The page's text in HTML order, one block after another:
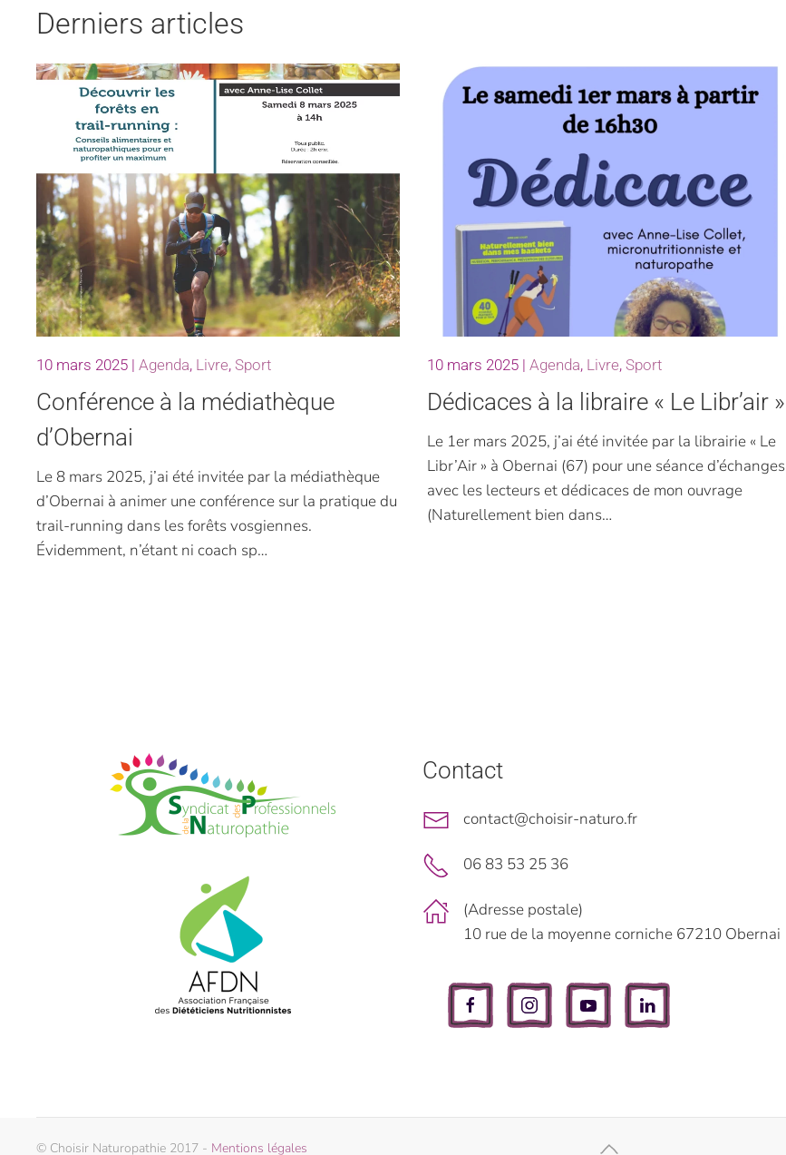
Derniers articles
10 mars 2025 | Agenda, Livre, Sport
Conférence à la médiathèque
d’Obernai
Le 8 mars 2025, j’ai été invitée par la médiathèque
d’Obernai à animer une conférence sur la pratique du
trail-running dans les forêts vosgiennes.
Évidemment, n’étant ni coach sp…
10 mars 2025 |Agenda, Livre,Sport
Dédicaces à la libraire « Le Libr’air »
Le 1er mars 2025, j’ai été invitée par la librairie « Le
Libr’Air » à Obernai (67) pour une séance d’échanges
avec les lecteurs et dédicaces de mon ouvrage
(Naturellement bien dans…
Contact
contact@choisir-naturo.fr
06 83 53 25 36
(Adresse postale)
10 rue de la moyenne corniche 67210 Obernai
© Choisir Naturopathie 2017 - Mentions légales